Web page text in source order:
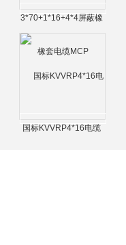
3*70+1*16+4*4屏蔽橡
国标KVVRP4*16电缆